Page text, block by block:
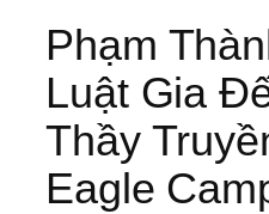
Phạm
Luật Gia
Thầy
Eagle